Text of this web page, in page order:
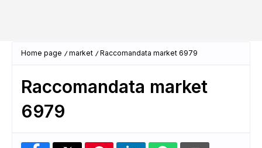
Home page market Raccomandata market 6979
Raccomandata market
6979